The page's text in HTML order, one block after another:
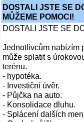
DOSTALI JSTE SE
MŮŽEME POMOCI!
DOSTALI JSTE SE
Jednotlivcům nabízím
může splatit s
terénu.
- hypotéka.
- Investiční úvěr.
- Půjčka na auto.
- Konsolidace dluhu.
- Splácení dalších